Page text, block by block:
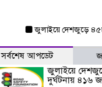
জুলাইয়ে দেশজুড়ে ৪৫৮টি
সর্বশেষ আপডেট
জুলাইয়ে
দুর্ঘটনায় ৪১৬